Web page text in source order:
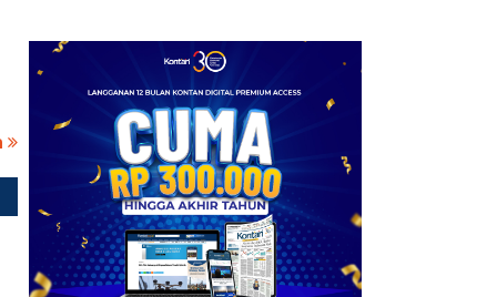
5
Link dan Syarat
Dokumen Pendaftaran
Pandang Istana untuk
Ikut Upacara HUT Ke-81
RI
6
Promo Super Hemat
Indomaret 6–19 Agustus
2026, Diskon Kebutuhan
Rumah hingga 40%